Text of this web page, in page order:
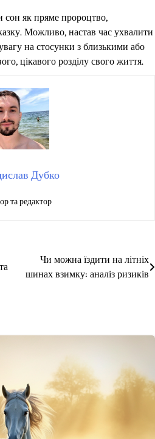
сон як пряме пророцтво,
Можливо, настав час ухвалити
на стосунки з близькими або
цікавого розділу свого життя.
Дубко
та редактор
Чи можна їздити на літніх
шинах взимку: аналіз ризиків